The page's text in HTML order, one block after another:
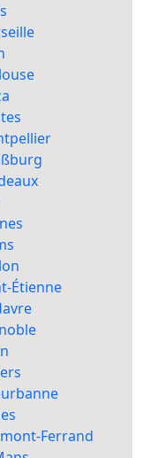
Étienne
Ferrand